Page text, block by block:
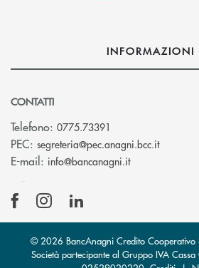
INFORMAZIONI
CONTATTI
Telefono: 0775.73391
PEC: segreteria@pec.anagni.bcc.it(si apre
E-mail: info@bancanagni.it(si apre l’app
© 2026 BancAnagni Credito Cooperativo
Società partecipante al Gruppo IVA Cassa